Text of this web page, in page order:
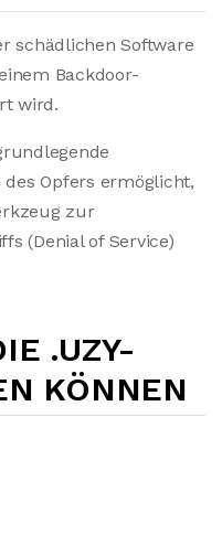
schädlichen Software
Backdoor-
wird.
Opfers ermöglicht,
zur
(Denial of Service)
.UZY-
KÖNNEN